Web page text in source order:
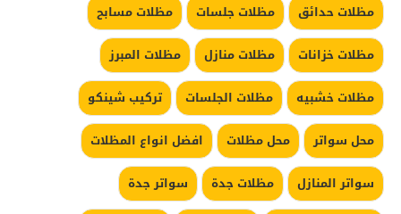
مظلات حدائق
مظلات جلسات
مظلات مسابح
مظلات خزانات
مظلات منازل
مظلات المبرز
مظلات خشبيه
مظلات الجلسات
تركيب شينكو
محل سواتر
محل مظلات
افضل انواع المظلات
سواتر المنازل
مظلات جدة
سواتر جدة